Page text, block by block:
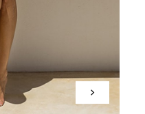
keyboard_arrow_right